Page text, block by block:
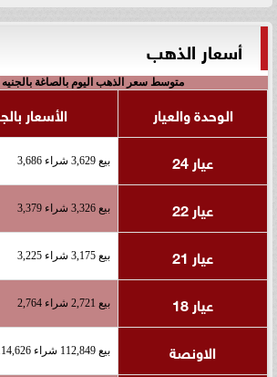
أسعار الذهب
متوسط سعر الذهب اليوم بالصاغة
الوحدة والعيار
الأسعار
عيار 24
بيع 3,629 شراء 3,686
عيار 22 بيع 3,326 شراء 3,379
عيار 21 بيع 3,175 شراء 3,225
عيار 18 بيع 2,721 شراء 2,764
الاونصة بيع 112,849 شراء 114,626